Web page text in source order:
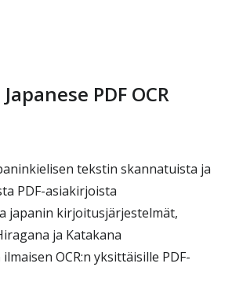
PDF OCR
tekstin skannatuista ja
PDF-asiakirjoista
japanin kirjoitusjärjestelmät,
ja Katakana
OCR:n yksittäisille PDF-